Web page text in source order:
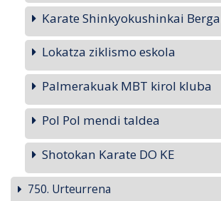
Karate Shinkyokushinkai
Lokatza ziklismo eskola
Palmerakuak MBT kirol kluba
Pol Pol mendi taldea
Shotokan Karate DO KE
750. Urteurrena